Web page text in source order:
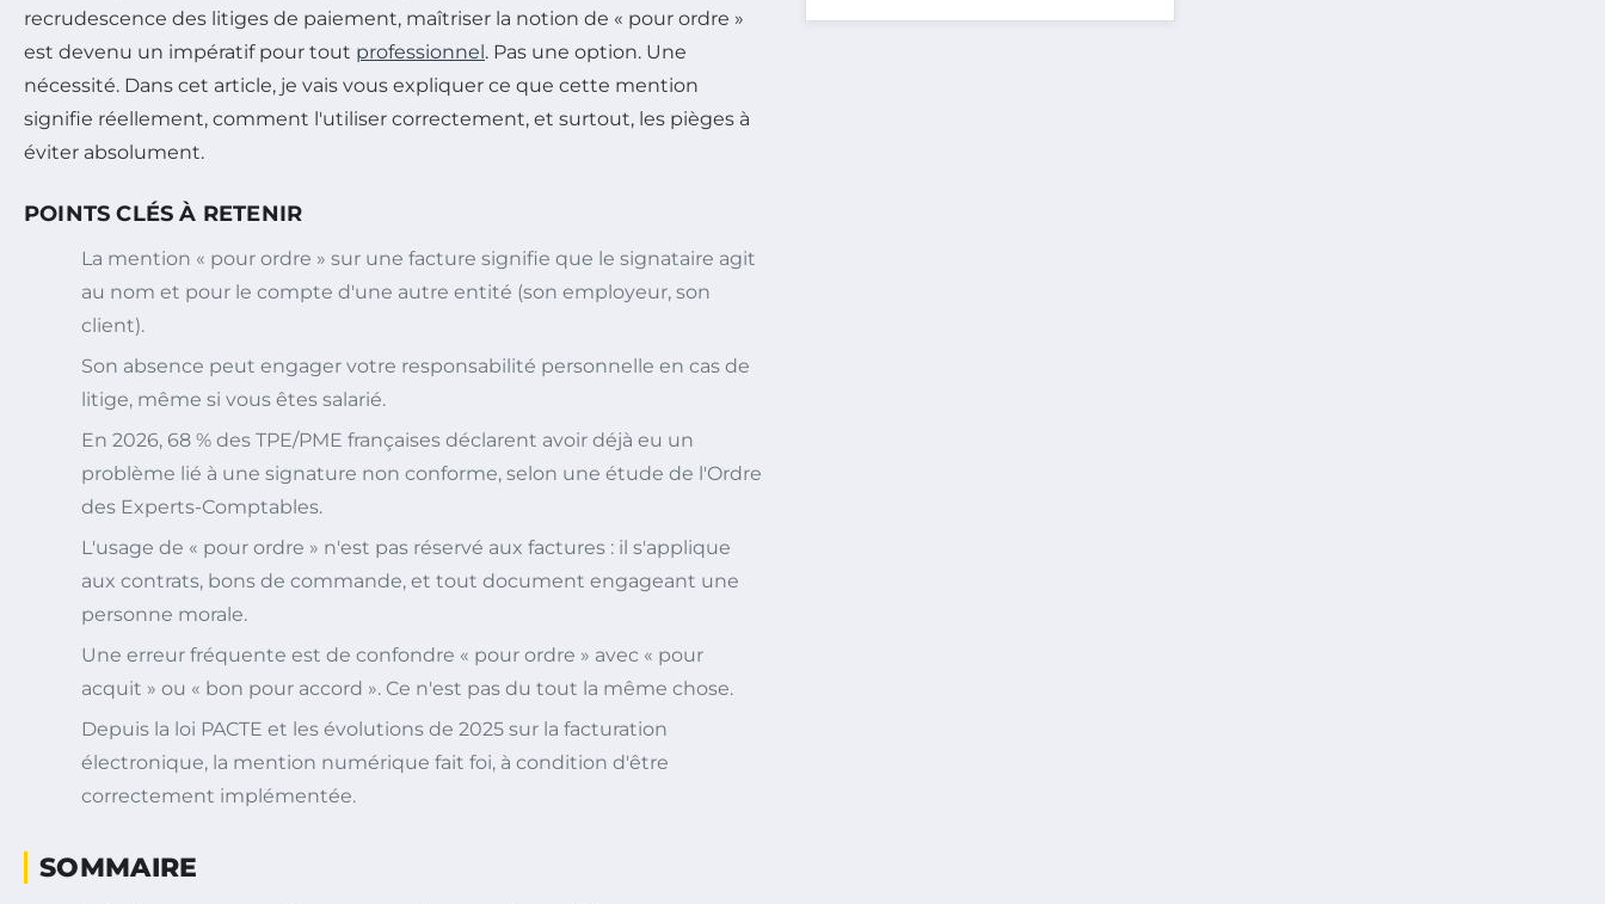
recrudescence des litiges de paiement, maîtriser la notion de « pour ordre »
est devenu un impératif pour tout professionnel . Pas une option. Une
nécessité. Dans cet article, je vais vous expliquer ce que cette mention
signifie réellement, comment l'utiliser correctement, et surtout, les pièges à
éviter absolument.
POINTS CLÉS À RETENIR
La mention « pour ordre » sur une facture signifie que le signataire agit
au nom et pour le compte d'une autre entité (son employeur, son
client).
Son absence peut engager votre responsabilité personnelle en cas de
litige, même si vous êtes salarié.
En 2026, 68 % des TPE/PME françaises déclarent avoir déjà eu un
problème lié à une signature non conforme, selon une étude de l'Ordre
des Experts-Comptables.
L'usage de « pour ordre » n'est pas réservé aux factures : il s'applique
aux contrats, bons de commande, et tout document engageant une
personne morale.
Une erreur fréquente est de confondre « pour ordre » avec « pour
acquit » ou « bon pour accord ». Ce n'est pas du tout la même chose.
Depuis la loi PACTE et les évolutions de 2025 sur la facturation
électronique, la mention numérique fait foi, à condition d'être
correctement implémentée.
SOMMAIRE